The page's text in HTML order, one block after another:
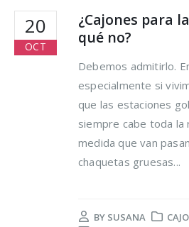
20
OCT
¿Cajones para
qué no?
Debemos admitirlo.
especialmente si
que las estaciones
siempre cabe toda la
medida que van
chaquetas gruesas...
BY SUSANA